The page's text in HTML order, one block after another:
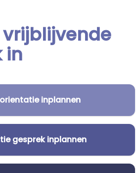
vrijblijvende
in
inplannen
gesprek inplannen